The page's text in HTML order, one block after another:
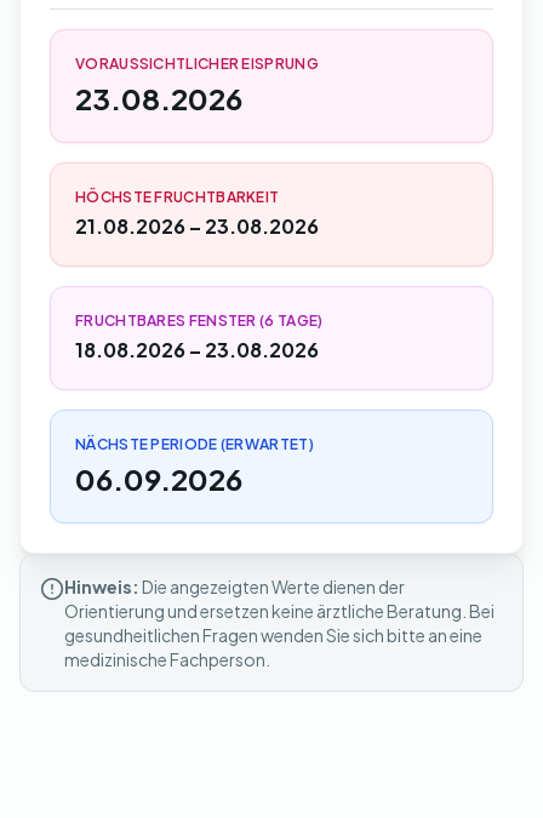
VORAUSSICHTLICHER EISPRUNG
23.08.2026
HÖCHSTE FRUCHTBARKEIT
21.08.2026 – 23.08.2026
FRUCHTBARES FENSTER (6 TAGE)
18.08.2026 – 23.08.2026
NÄCHSTE PERIODE (ERWARTET)
06.09.2026
Hinweis: Die angezeigten Werte dienen der
Orientierung und ersetzen keine ärztliche Beratung. Bei
gesundheitlichen Fragen wenden Sie sich bitte an eine
medizinische Fachperson.